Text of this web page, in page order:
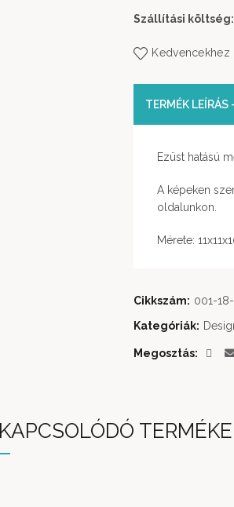
Szállítási költség:
Kedvencekhez
TERMÉK
Ezüst hatású
A képeken
oldalunkon.
Mérete:
Cikkszám: 001-
Kategóriák:
Megosztás
KAPCSOLÓDÓ